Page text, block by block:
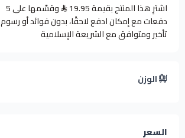
اشترِ هذا المنتج بقيمة 19.95
وقسّمها على 5
دفعات مع إمكان ادفع لاحقًا، بدون فوائد أو رسوم
تأخير ومتوافق مع الشريعة الإسلامية
الوزن
السعر